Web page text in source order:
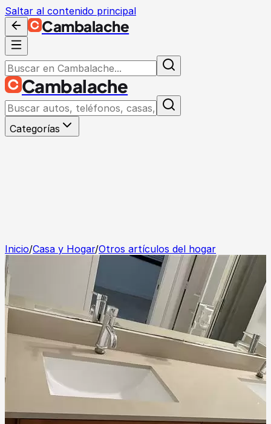
Saltar al contenido principal
Cambalache
Cambalache
Categorías
Inicio/Casa y Hogar/Otros artículos del hogar